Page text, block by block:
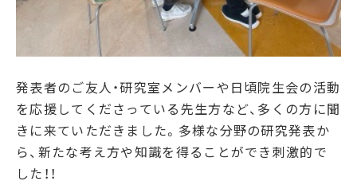
発表者のご友人・研究室メンバーや日頃院生会の活動
を応援してくださっている先生方など、多くの方に聞
きに来ていただきました。多様な分野の研究発表か
ら、新たな考え方や知識を得ることができ刺激的で
した！！